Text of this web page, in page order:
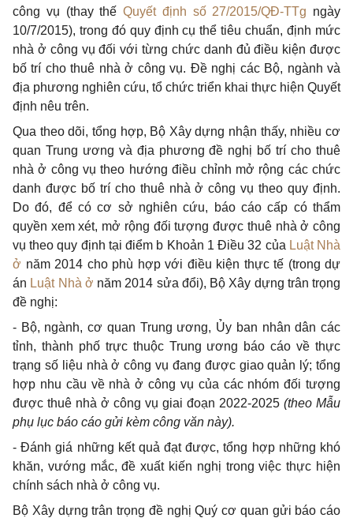
công vụ (thay thế Quyết định số 27/2015/QĐ-TTg ngày
10/7/2015), trong đó quy định cụ thể tiêu chuẩn, định mức
nhà ở công vụ đối với từng chức danh đủ điều kiện được
bố trí cho thuê nhà ở công vụ. Đề nghị các Bộ, ngành và
địa phương nghiên cứu, tổ chức triển khai thực hiện Quyết
định nêu trên.
Qua theo dõi, tổng hợp, Bộ Xây dựng nhận thấy, nhiều cơ
quan Trung ương và địa phương đề nghị bố trí cho thuê
nhà ở công vụ theo hướng điều chỉnh mở rộng các chức
danh được bố trí cho thuê nhà ở công vụ theo quy định.
Do đó, để có cơ sở nghiên cứu, báo cáo cấp có thẩm
quyền xem xét, mở rộng đối tượng được thuê nhà ở công
vụ theo quy định tại điểm b Khoản 1 Điều 32 của Luật Nhà
ở năm 2014 cho phù hợp với điều kiện thực tế (trong dự
án Luật Nhà ở năm 2014 sửa đổi), Bộ Xây dựng trân trọng
đề nghị:
- Bộ, ngành, cơ quan Trung ương, Ủy ban nhân dân các
tỉnh, thành phố trực thuộc Trung ương báo cáo về thực
trạng số liệu nhà ở công vụ đang được giao quản lý; tổng
hợp nhu cầu về nhà ở công vụ của các nhóm đối tượng
được thuê nhà ở công vụ giai đoạn 2022-2025 (theo Mẫu
phụ lục báo cáo gửi kèm công văn này).
- Đánh giá những kết quả đạt được, tổng hợp những khó
khăn, vướng mắc, đề xuất kiến nghị trong việc thực hiện
chính sách nhà ở công vụ.
Bộ Xây dựng trân trọng đề nghị Quý cơ quan gửi báo cáo